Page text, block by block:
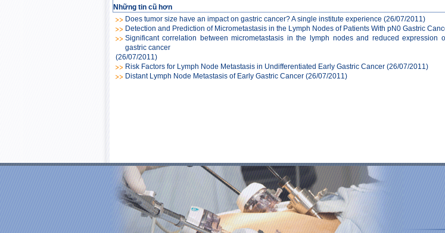
Những tin cũ hơn
Does tumor size have an impact on gastric cancer? A single institute experience (26/07/2011)
Detection and Prediction of Micrometastasis in the Lymph Nodes of Patients With pN0 Gastric
Significant correlation between micrometastasis in the lymph nodes and reduced expression
gastric cancer
(26/07/2011)
Risk Factors for Lymph Node Metastasis in Undifferentiated Early Gastric Cancer (26/07/2011)
Distant Lymph Node Metastasis of Early Gastric Cancer (26/07/2011)